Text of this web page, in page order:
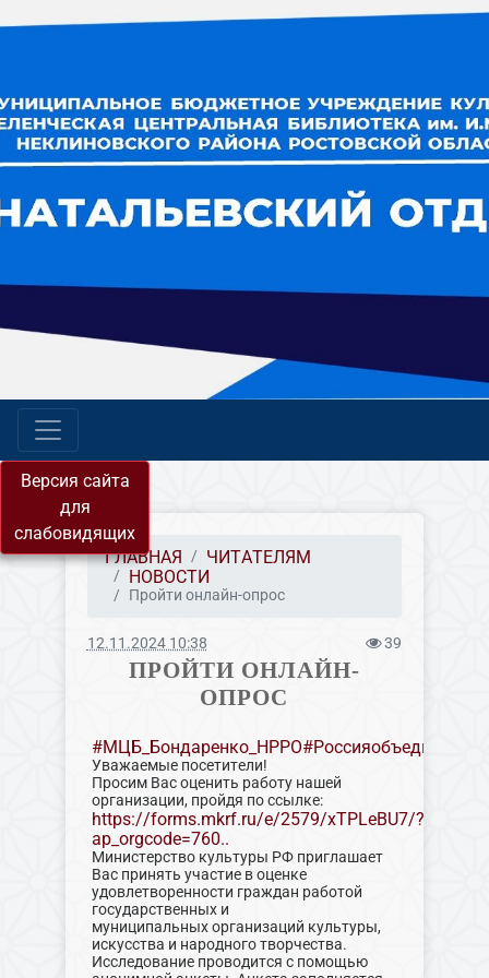
Версия сайта
для
слабовидящих
ГЛАВНАЯ
ЧИТАТЕЛЯМ
НОВОСТИ
Пройти онлайн-опрос
12.11.2024 10:38 39
ПРОЙТИ ОНЛАЙН-
ОПРОС
#МЦБ_Бондаренко_НРРО#Россияобъединяет
Уважаемые посетители!
Просим Вас оценить работу нашей
организации, пройдя по ссылке:
https://forms.mkrf.ru/e/2579/xTPLeBU7/?
ap_orgcode=760..
Министерство культуры РФ приглашает
Вас принять участие в оценке
удовлетворенности граждан работой
государственных и
муниципальных организаций культуры,
искусства и народного творчества.
Исследование проводится с помощью